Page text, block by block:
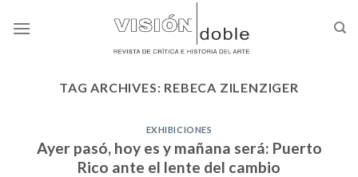
TAG ARCHIVES: REBECA ZILENZIGER
EXHIBICIONES
Ayer pasó, hoy es y mañana será: Puerto
Rico ante el lente del cambio